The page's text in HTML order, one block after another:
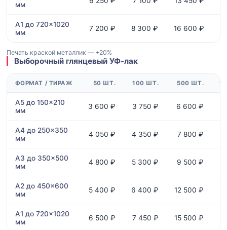
мм
A1 до 720×1020
мм
7 200 ₽ 8 300 ₽ 16 600 ₽
Печать краской металлик — +20%
Выборочный глянцевый УФ-лак
ФОРМАТ / ТИРАЖ 50 ШТ. 100 ШТ. 500 ШТ. 1
A5 до 150×210
мм
3 600 ₽ 3 750 ₽ 6 600 ₽
A4 до 250×350
мм
4 050 ₽ 4 350 ₽ 7 800 ₽
A3 до 350×500
мм
4 800 ₽ 5 300 ₽ 9 500 ₽
A2 до 450×600
мм
5 400 ₽ 6 400 ₽ 12 500 ₽
A1 до 720×1020
мм
6 500 ₽ 7 450 ₽ 15 500 ₽